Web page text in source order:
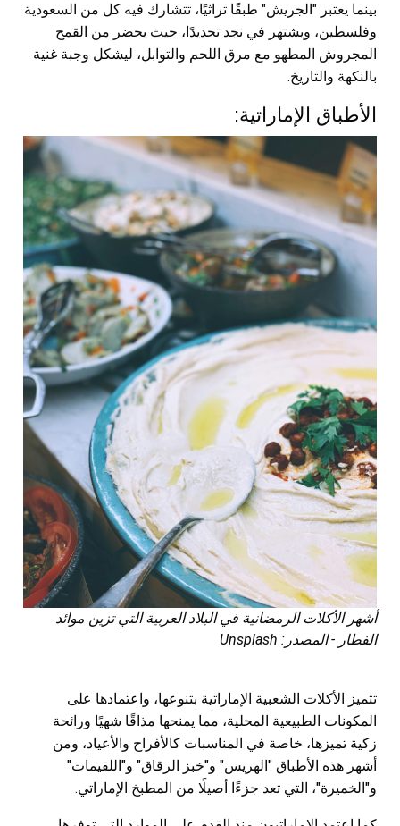
بينما يعتبر "الجريش" طبقًا تراثيًا، تتشارك فيه كل من السعودية
وفلسطين، ويشتهر في نجد تحديدًا، حيث يحضر من القمح
المجروش المطهو مع مرق اللحم والتوابل، ليشكل وجبة غنية
بالنكهة والتاريخ.
الأطباق الإماراتية:
أشهر الأكلات الرمضانية في البلاد العربية التي تزين موائد
الفطار - المصدر: Unsplash
تتميز الأكلات الشعبية الإماراتية بتنوعها، واعتمادها على
المكونات الطبيعية المحلية، مما يمنحها مذاقًا شهيًا ورائحة
زكية تميزها، خاصة في المناسبات كالأفراح والأعياد، ومن
أشهر هذه الأطباق "الهريس" و"خبز الرقاق" و"اللقيمات"
و"الخميرة"، التي تعد جزءًا أصيلًا من المطبخ الإماراتي.